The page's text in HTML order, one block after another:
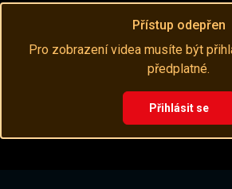
Přístup odepřen
Pro zobrazení videa musíte být
předplatné.
Přihlásit se